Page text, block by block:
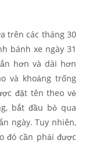
trên các tháng 30
bánh xe ngày 31
hơn và dài hơn
và khoảng trống
đặt tên theo vẻ
bắt đầu bỏ qua
ngày. Tuy nhiên,
đó cần phải được